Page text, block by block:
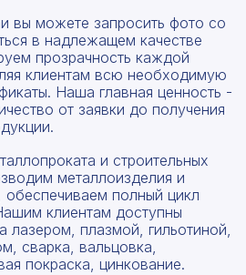
вы можете запросить фото со
в надлежащем качестве
прозрачность каждой
клиентам всю необходимую
Наша главная ценность -
от заявки до получения
и строительных
металлоизделия и
обеспечиваем полный цикл
клиентам доступны
лазером, плазмой, гильотиной,
сварка, вальцовка,
покраска, цинкование.